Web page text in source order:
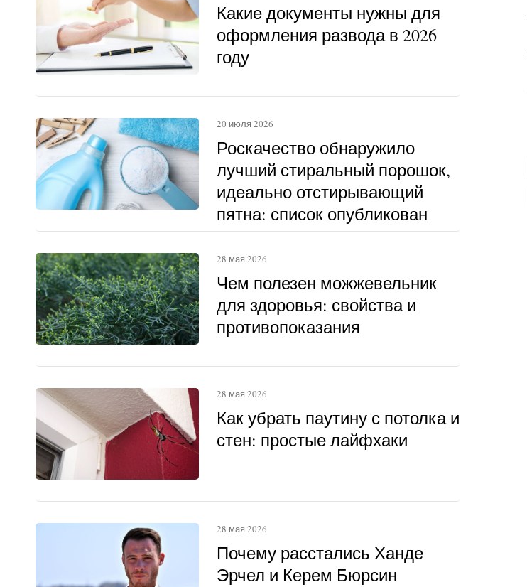
Какие документы нужны для
оформления развода в 2026
году
Роскачество обнаружило
лучший стиральный порошок,
идеально отстирывающий
пятна: список опубликован
20 июля 2026
Чем полезен можжевельник
для здоровья: свойства и
противопоказания
28 мая 2026
Как убрать паутину с потолка и
стен: простые лайфхаки
28 мая 2026
Почему расстались Ханде
Эрчел и Керем Бюрсин
28 мая 2026